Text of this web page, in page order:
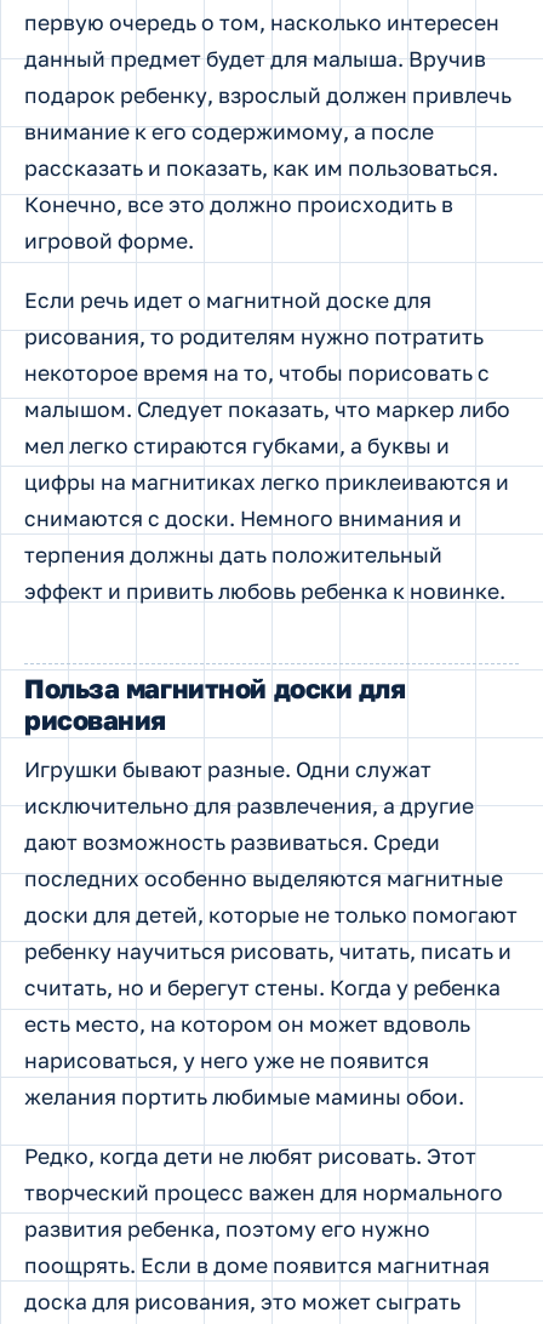
первую очередь о том, насколько интересен
данный предмет будет для малыша. Вручив
подарок ребенку, взрослый должен привлечь
внимание к его содержимому, а после
рассказать и показать, как им пользоваться.
Конечно, все это должно происходить в
игровой форме.
Если речь идет о магнитной доске для
рисования, то родителям нужно потратить
некоторое время на то, чтобы порисовать с
малышом. Следует показать, что маркер либо
мел легко стираются губками, а буквы и
цифры на магнитиках легко приклеиваются и
снимаются с доски. Немного внимания и
терпения должны дать положительный
эффект и привить любовь ребенка к новинке.
Польза магнитной доски для
рисования
Игрушки бывают разные. Одни служат
исключительно для развлечения, а другие
дают возможность развиваться. Среди
последних особенно выделяются магнитные
доски для детей, которые не только помогают
ребенку научиться рисовать, читать, писать и
считать, но и берегут стены. Когда у ребенка
есть место, на котором он может вдоволь
нарисоваться, у него уже не появится
желания портить любимые мамины обои.
Редко, когда дети не любят рисовать. Этот
творческий процесс важен для нормального
развития ребенка, поэтому его нужно
поощрять. Если в доме появится магнитная
доска для рисования, это может сыграть